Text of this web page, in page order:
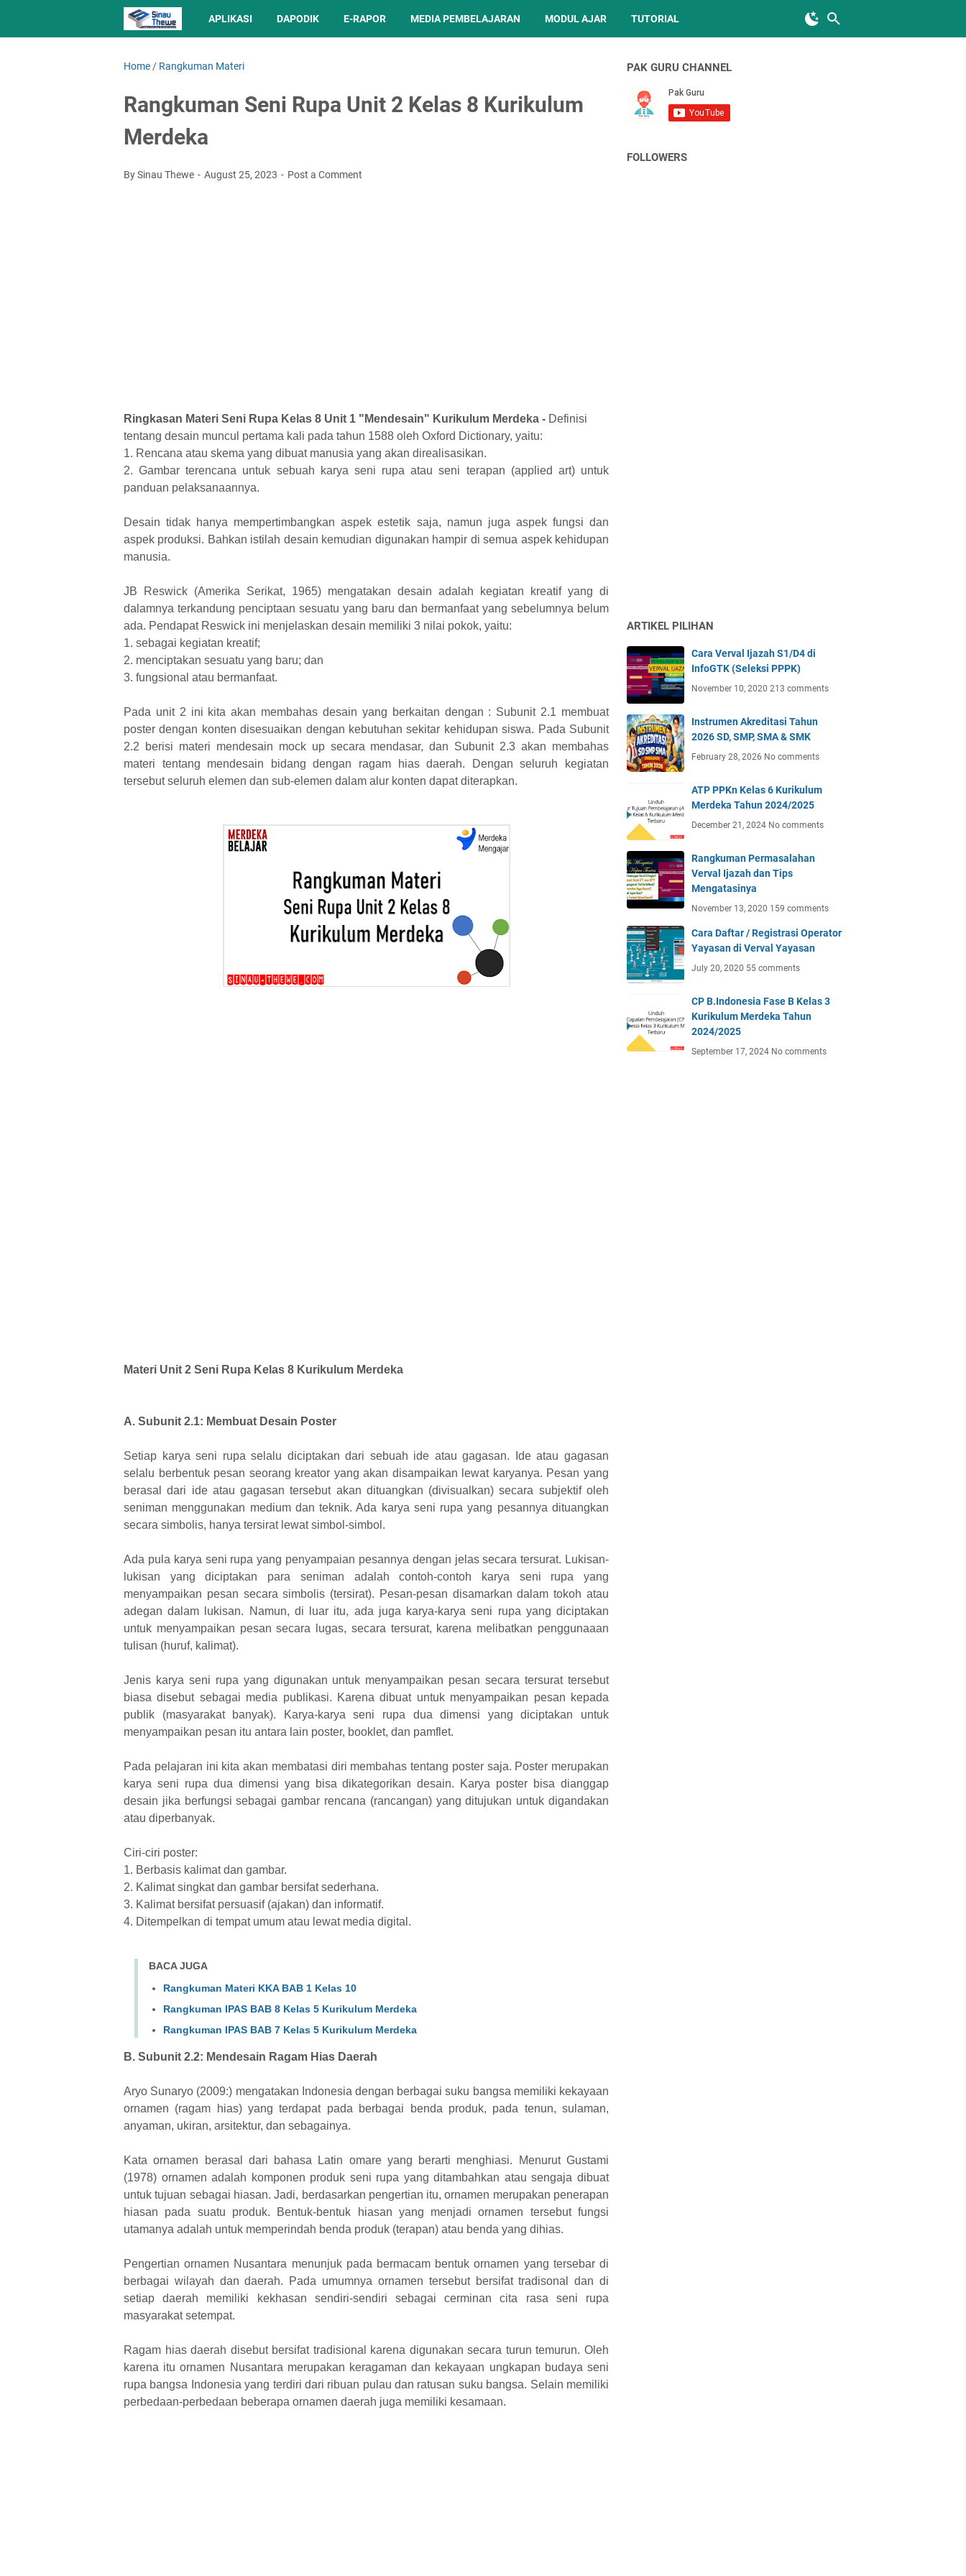
APLIKASI DAPODIK E-RAPOR MEDIA PEMBELAJARAN MODUL AJAR TUTORIAL
Home / Rangkuman Materi
Rangkuman Seni Rupa Unit 2 Kelas 8 Kurikulum
Merdeka
By Sinau Thewe August 25, 2023 Post a Comment
Ringkasan Materi Seni Rupa Kelas 8 Unit 1 "Mendesain" Kurikulum Merdeka - Definisi
tentang desain muncul pertama kali pada tahun 1588 oleh Oxford Dictionary, yaitu:
1. Rencana atau skema yang dibuat manusia yang akan direalisasikan.
2. Gambar terencana untuk sebuah karya seni rupa atau seni terapan (applied art) untuk
panduan pelaksanaannya.
Desain tidak hanya mempertimbangkan aspek estetik saja, namun juga aspek fungsi dan
aspek produksi. Bahkan istilah desain kemudian digunakan hampir di semua aspek kehidupan
manusia.
JB Reswick (Amerika Serikat, 1965) mengatakan desain adalah kegiatan kreatif yang di
dalamnya terkandung penciptaan sesuatu yang baru dan bermanfaat yang sebelumnya belum
ada. Pendapat Reswick ini menjelaskan desain memiliki 3 nilai pokok, yaitu:
1. sebagai kegiatan kreatif;
2. menciptakan sesuatu yang baru; dan
3. fungsional atau bermanfaat.
Pada unit 2 ini kita akan membahas desain yang berkaitan dengan : Subunit 2.1 membuat
poster dengan konten disesuaikan dengan kebutuhan sekitar kehidupan siswa. Pada Subunit
2.2 berisi materi mendesain mock up secara mendasar, dan Subunit 2.3 akan membahas
materi tentang mendesain bidang dengan ragam hias daerah. Dengan seluruh kegiatan
tersebut seluruh elemen dan sub-elemen dalam alur konten dapat diterapkan.
Materi Unit 2 Seni Rupa Kelas 8 Kurikulum Merdeka
A. Subunit 2.1: Membuat Desain Poster
Setiap karya seni rupa selalu diciptakan dari sebuah ide atau gagasan. Ide atau gagasan
selalu berbentuk pesan seorang kreator yang akan disampaikan lewat karyanya. Pesan yang
berasal dari ide atau gagasan tersebut akan dituangkan (divisualkan) secara subjektif oleh
seniman menggunakan medium dan teknik. Ada karya seni rupa yang pesannya dituangkan
secara simbolis, hanya tersirat lewat simbol-simbol.
Ada pula karya seni rupa yang penyampaian pesannya dengan jelas secara tersurat. Lukisan-
lukisan yang diciptakan para seniman adalah contoh-contoh karya seni rupa yang
menyampaikan pesan secara simbolis (tersirat). Pesan-pesan disamarkan dalam tokoh atau
adegan dalam lukisan. Namun, di luar itu, ada juga karya-karya seni rupa yang diciptakan
untuk menyampaikan pesan secara lugas, secara tersurat, karena melibatkan penggunaaan
tulisan (huruf, kalimat).
Jenis karya seni rupa yang digunakan untuk menyampaikan pesan secara tersurat tersebut
biasa disebut sebagai media publikasi. Karena dibuat untuk menyampaikan pesan kepada
publik (masyarakat banyak). Karya-karya seni rupa dua dimensi yang diciptakan untuk
menyampaikan pesan itu antara lain poster, booklet, dan pamflet.
Pada pelajaran ini kita akan membatasi diri membahas tentang poster saja. Poster merupakan
karya seni rupa dua dimensi yang bisa dikategorikan desain. Karya poster bisa dianggap
desain jika berfungsi sebagai gambar rencana (rancangan) yang ditujukan untuk digandakan
atau diperbanyak.
Ciri-ciri poster:
1. Berbasis kalimat dan gambar.
2. Kalimat singkat dan gambar bersifat sederhana.
3. Kalimat bersifat persuasif (ajakan) dan informatif.
4. Ditempelkan di tempat umum atau lewat media digital.
BACA JUGA
Rangkuman Materi KKA BAB 1 Kelas 10
Rangkuman IPAS BAB 8 Kelas 5 Kurikulum Merdeka
Rangkuman IPAS BAB 7 Kelas 5 Kurikulum Merdeka
B. Subunit 2.2: Mendesain Ragam Hias Daerah
Aryo Sunaryo (2009:) mengatakan Indonesia dengan berbagai suku bangsa memiliki kekayaan
ornamen (ragam hias) yang terdapat pada berbagai benda produk, pada tenun, sulaman,
anyaman, ukiran, arsitektur, dan sebagainya.
Kata ornamen berasal dari bahasa Latin omare yang berarti menghiasi. Menurut Gustami
(1978) ornamen adalah komponen produk seni rupa yang ditambahkan atau sengaja dibuat
untuk tujuan sebagai hiasan. Jadi, berdasarkan pengertian itu, ornamen merupakan penerapan
hiasan pada suatu produk. Bentuk-bentuk hiasan yang menjadi ornamen tersebut fungsi
utamanya adalah untuk memperindah benda produk (terapan) atau benda yang dihias.
Pengertian ornamen Nusantara menunjuk pada bermacam bentuk ornamen yang tersebar di
berbagai wilayah dan daerah. Pada umumnya ornamen tersebut bersifat tradisonal dan di
setiap daerah memiliki kekhasan sendiri-sendiri sebagai cerminan cita rasa seni rupa
masyarakat setempat.
Ragam hias daerah disebut bersifat tradisional karena digunakan secara turun temurun. Oleh
karena itu ornamen Nusantara merupakan keragaman dan kekayaan ungkapan budaya seni
rupa bangsa Indonesia yang terdiri dari ribuan pulau dan ratusan suku bangsa. Selain memiliki
perbedaan-perbedaan beberapa ornamen daerah juga memiliki kesamaan.
PAK GURU CHANNEL
FOLLOWERS
ARTIKEL PILIHAN
Cara Verval Ijazah S1/D4 di
InfoGTK (Seleksi PPPK)
November 10, 2020 213 comments
Instrumen Akreditasi Tahun
2026 SD, SMP, SMA & SMK
February 28, 2026 No comments
ATP PPKn Kelas 6 Kurikulum
Merdeka Tahun 2024/2025
December 21, 2024 No comments
Rangkuman Permasalahan
Verval Ijazah dan Tips
Mengatasinya
November 13, 2020 159 comments
Cara Daftar / Registrasi Operator
Yayasan di Verval Yayasan
July 20, 2020 55 comments
CP B.Indonesia Fase B Kelas 3
Kurikulum Merdeka Tahun
2024/2025
September 17, 2024 No comments